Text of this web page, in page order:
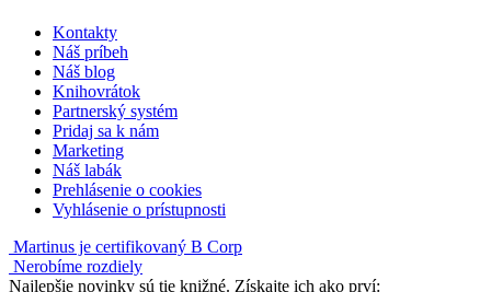
Kontakty
Náš príbeh
Náš blog
Knihovrátok
Partnerský systém
Pridaj sa k nám
Marketing
Náš labák
Prehlásenie o cookies
Vyhlásenie o prístupnosti
Martinus je certifikovaný B Corp
Nerobíme rozdiely
Najlepšie novinky sú tie knižné. Získajte ich ako prví: